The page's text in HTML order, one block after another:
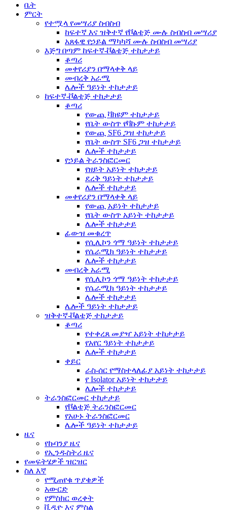
ቤት
ምርት
የተሟላ የመሣሪያ ስብስብ
ከፍተኛ እና ዝቅተኛ የቮልቴጅ ሙሉ ስብስብ መሣሪያ
አጸፋዊ የኃይል ማካካሻ ሙሉ ስብስብ መሣሪያ
እጅግ በጣም ከፍተኛ-ቮልቴጅ ተከታታይ
ቆጣሪ
መቀየሪያን በማላቀቅ ላይ
መብረቅ አራሚ
ሌሎች ዓይነት ተከታታይ
ከፍተኛ-ቮልቴጅ ተከታታይ
ቆጣሪ
የውጪ ቫክዩም ተከታታይ
የቤት ውስጥ የቫኩም ተከታታይ
የውጪ SF6 ጋዝ ተከታታይ
የቤት ውስጥ SF6 ጋዝ ተከታታይ
ሌሎች ተከታታይ
የኃይል ትራንስፎርመር
የዘይት አይነት ተከታታይ
ደረቅ ዓይነት ተከታታይ
ሌሎች ተከታታይ
መቀየሪያን በማላቀቅ ላይ
የውጪ አይነት ተከታታይ
የቤት ውስጥ አይነት ተከታታይ
ሌሎች ተከታታይ
ፊውዝ መቁረጥ
የሲሊኮን ጎማ ዓይነት ተከታታይ
የሴራሚክ ዓይነት ተከታታይ
ሌሎች ተከታታይ
መብረቅ አራሚ
የሲሊኮን ጎማ ዓይነት ተከታታይ
የሴራሚክ ዓይነት ተከታታይ
ሌሎች ተከታታይ
ሌሎች ዓይነት ተከታታይ
ዝቅተኛ-ቮልቴጅ ተከታታይ
ቆጣሪ
የተቀረጸ መያዣ አይነት ተከታታይ
የአየር ዓይነት ተከታታይ
ሌሎች ተከታታይ
ቀይር
ራስ-ሰር የማስተላለፊያ አይነት ተከታታይ
የ Isolator አይነት ተከታታይ
ሌሎች ተከታታይ
ትራንስፎርመር ተከታታይ
የቮልቴጅ ትራንስፎርመር
የአሁኑ ትራንስፎርመር
ሌሎች ዓይነት ተከታታይ
ዜና
የኩባንያ ዜና
የኢንዱስትሪ ዜና
የመፍትሄዎች ዝርዝር
ስለ እኛ
የሚጠየቁ ጥያቄዎች
አውርድ
የምስክር ወረቀት
ቪዲዮ እና ምስል